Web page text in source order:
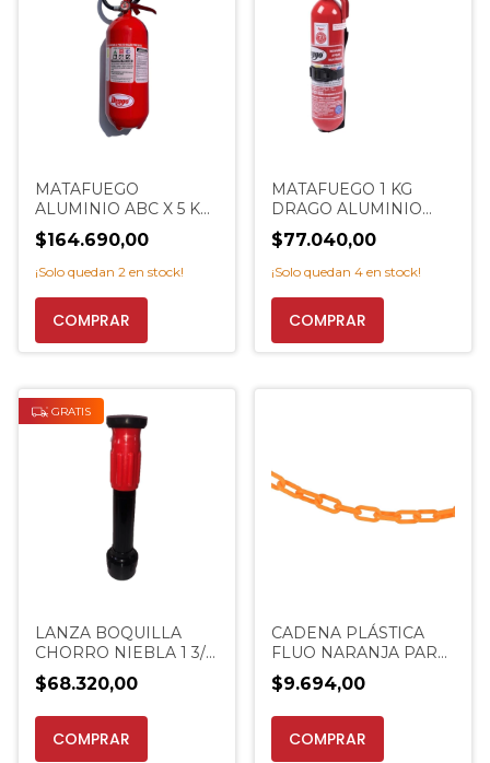
MATAFUEGO
ALUMINIO ABC X 5 KG
5K NEGOCIO LOCAL
SELLO IRAM
$164.690,00
¡Solo quedan 2 en stock!
MATAFUEGO 1 KG
DRAGO ALUMINIO
AUTO VTV EN EL DÍA
EXTINCENTER
$77.040,00
¡Solo quedan 4 en stock!
GRATIS
LANZA BOQUILLA
CHORRO NIEBLA 1 3/4
44,5 MM
EXTINCENTER
PROMO
$68.320,00
CADENA PLÁSTICA
FLUO NARANJA PARA
CONOS POR 1 METRO
$9.694,00
COMPRAR